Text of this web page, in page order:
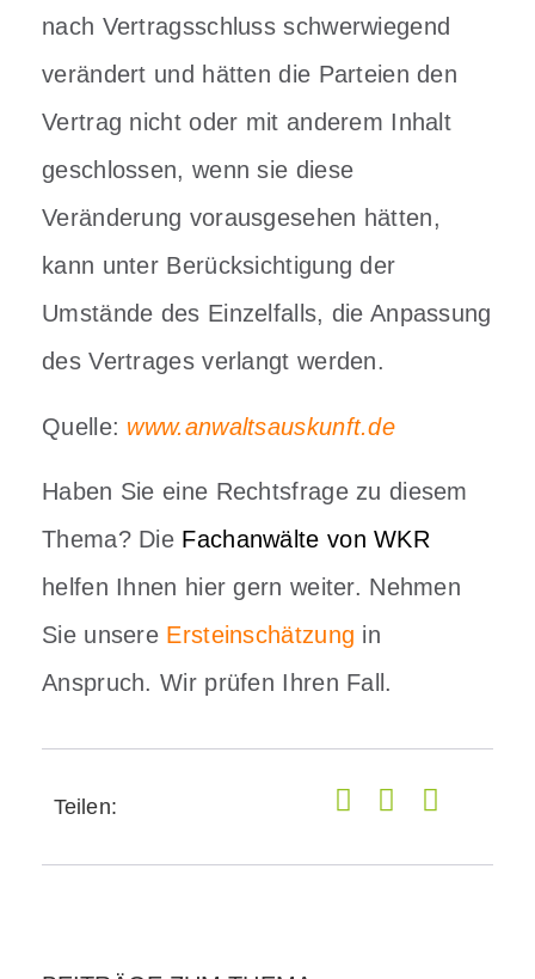
nach Vertragsschluss schwerwiegend
verändert und hätten die Parteien den
Vertrag nicht oder mit anderem Inhalt
geschlossen, wenn sie diese
Veränderung vorausgesehen hätten,
kann unter Berücksichtigung der
Umstände des Einzelfalls, die Anpassung
des Vertrages verlangt werden.
Quelle: www.anwaltsauskunft.de
Haben Sie eine Rechtsfrage zu diesem
Thema? Die Fachanwälte von WKR
helfen Ihnen hier gern weiter. Nehmen
Sie unsere Ersteinschätzung in
Anspruch. Wir prüfen Ihren Fall.
Teilen: